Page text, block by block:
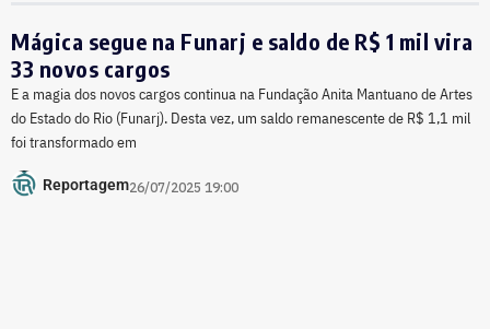
Mágica segue na Funarj e saldo de R$ 1 mil vira
33 novos cargos
E a magia dos novos cargos continua na Fundação Anita Mantuano de Artes
do Estado do Rio (Funarj). Desta vez, um saldo remanescente de R$ 1,1 mil
foi transformado em
Reportagem26/07/2025 19:00